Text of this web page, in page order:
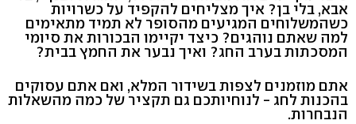
אבא, בלי בן? איך מצליחים להקפיד על כשרויות
כשהמשלוחים המגיעים מהסופר לא תמיד מתאימים
למה שאתם נוהגים? כיצד יקיימו הבכורות את סיומי
המסכתות בערב החג? ואיך נבער את החמץ בבית?
אתם מוזמנים לצפות בשידור המלא, ואם אתם עסוקים
בהכנות לחג - לנוחיותכם גם תקציר של כמה מהשאלות
הנבחרות.